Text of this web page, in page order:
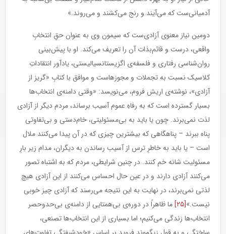
آدمیانی‌ست که می‌آیند و رنج می‌کشند و می‌روند.»
دومین نیاز معنوی آزادی‌ست که سیمون وی به عنوان حقِ انتخابِ
واقعی، درست و قائم‌‌بذات آن را تعریف می‌کند. او با پیش‌بینی
روان‌شناسی رفتاری و فلسفه‌ی اگزیستانسیالیستی، یادآور انتقاداتِ
کلاسیک نسبت به تجملات و مجوزهاست و موافق با کتابِ «گریز از
آزادی»، نوشته‌ی اریش فروم، می‌نویسد: «وقتی دامنه‌ی انتخاب‌ها
بسیار گسترده است که به رفاهِ عموم آسیب برساند، مردم دیگر از آزادی‌
لذت نمی‌برند. چون یا باید به بی‌مسئولیتی، خام‌دستی و بی‌تفاوتی
پناه ببرند – پناهگاهی که بیشترین چیزی که در آن پیدا می‌کنند ملال
است – یا باید به خاطرِ ترس از آسیب رساندن به دیگران، مدام زیر بارِ
مسئولیت شانه خم کنند. در چنین شرایطی، مردم که به اشتباه تصور
می‌کنند آزادی دارند و در عین حال احساس می‌کنند از این آزادی هیچ
لذتی نمی‌برند، در نهایت به این نتیجه می‌رسند که آزادی چیز خوبی
نیست.»[۲۵]
ما ظاهراً در دوره‌ی بی‌همتایی از دامنه‌ی بی‌حدوحصر
انتخاب‌ها زندگی می‌کنیم؛ اما بسیاری از این انتخاب‌ها تصنعی،